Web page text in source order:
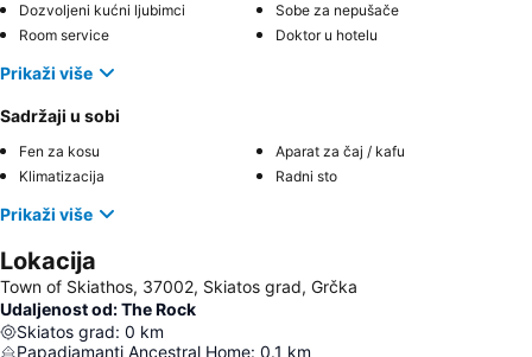
Dozvoljeni kućni ljubimci
Sobe za nepušače
Room service
Doktor u hotelu
Prikaži više
Sadržaji u sobi
Fen za kosu
Aparat za čaj / kafu
Klimatizacija
Radni sto
Prikaži više
Lokacija
Town of Skiathos, 37002, Skiatos grad, Grčka
Udaljenost od: The Rock
Skiatos grad: 0 km
Papadiamanti Ancestral Home: 0.1 km